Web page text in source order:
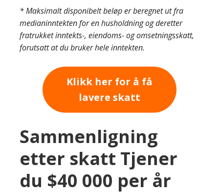
* Maksimalt disponibelt beløp er beregnet ut fra
medianinntekten for en husholdning og deretter
fratrukket inntekts-, eiendoms- og omsetningsskatt,
forutsatt at du bruker hele inntekten.
Klikk her for å få
lavere skatt
Sammenligning
etter skatt Tjener
du $40 000 per år